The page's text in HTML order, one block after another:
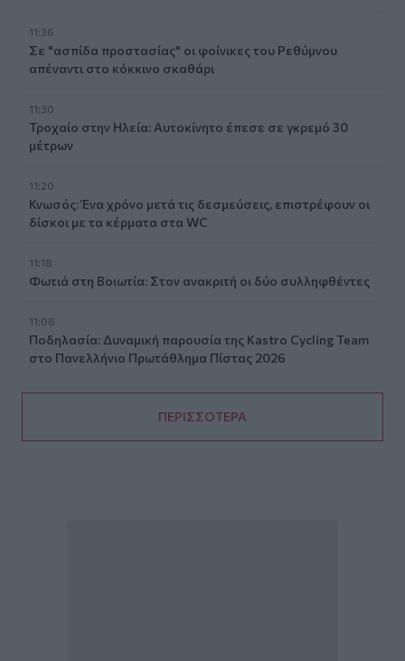
11:36
Σε "ασπίδα προστασίας" οι φοίνικες του Ρεθύμνου
απέναντι στο κόκκινο σκαθάρι
11:30
Τροχαίο στην Ηλεία: Αυτοκίνητο έπεσε σε γκρεμό 30
μέτρων
11:20
Κνωσός: Ένα χρόνο μετά τις δεσμεύσεις, επιστρέφουν οι
δίσκοι με τα κέρματα στα WC
11:18
Φωτιά στη Βοιωτία: Στον ανακριτή οι δύο συλληφθέντες
11:08
Ποδηλασία: Δυναμική παρουσία της Kastro Cycling Team
στο Πανελλήνιο Πρωτάθλημα Πίστας 2026
ΠΕΡΙΣΣΟΤΕΡΑ